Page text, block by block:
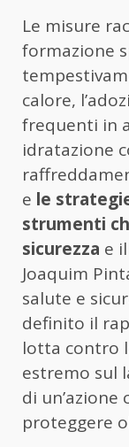
Le misure
formazione
calore,
frequenti in
idratazione
e le
strumenti
sicurezza e
Joaquim
salute e
definito il
lotta contro
estremo sul
di
proteggere